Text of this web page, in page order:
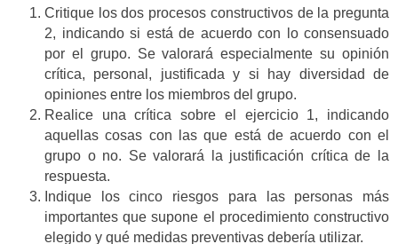
Critique los dos procesos constructivos de la pregunta
2, indicando si está de acuerdo con lo consensuado
por el grupo. Se valorará especialmente su opinión
crítica, personal, justificada y si hay diversidad de
opiniones entre los miembros del grupo.
Realice una crítica sobre el ejercicio 1, indicando
aquellas cosas con las que está de acuerdo con el
grupo o no. Se valorará la justificación crítica de la
respuesta.
Indique los cinco riesgos para las personas más
importantes que supone el procedimiento constructivo
elegido y qué medidas preventivas debería utilizar.